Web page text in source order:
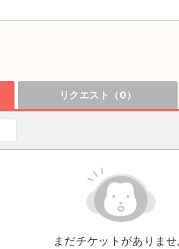
リクエスト（0）
まだチケットがありませ